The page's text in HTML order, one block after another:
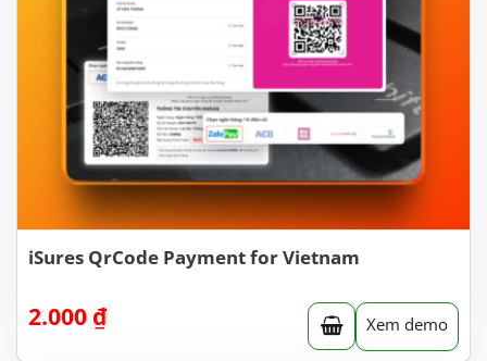
iSures QrCode Payment for Vietnam
2.000 ₫ Xem demo